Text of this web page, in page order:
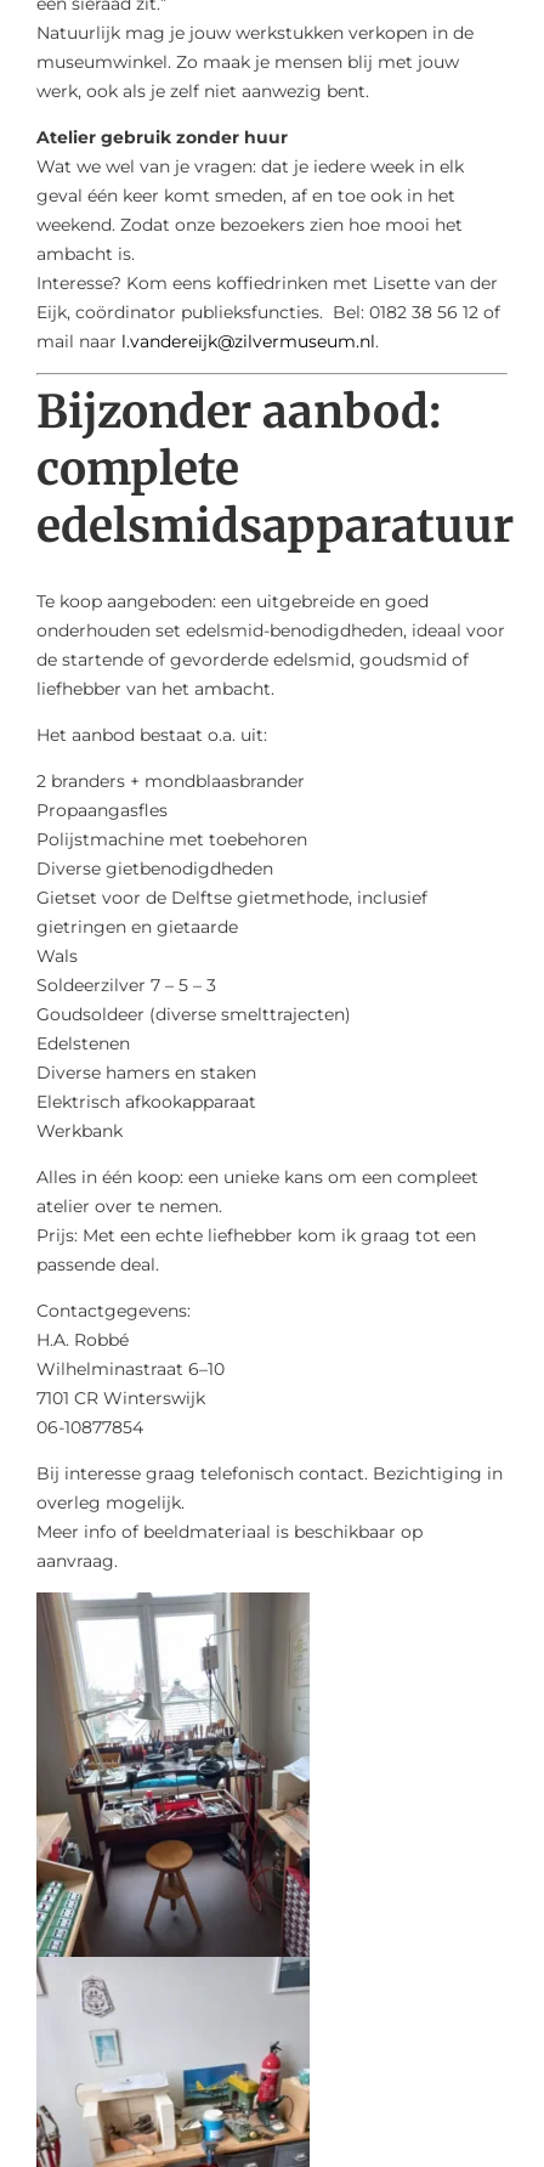
Natuurlijk mag je jouw werkstukken verkopen in de
museumwinkel. Zo maak je mensen blij met jouw
werk, ook als je zelf niet aanwezig bent.
Atelier gebruik zonder huur
Wat we wel van je vragen: dat je iedere week in elk
geval één keer komt smeden, af en toe ook in het
weekend. Zodat onze bezoekers zien hoe mooi het
ambacht is.
Interesse? Kom eens koffiedrinken met Lisette van der
Eijk, coördinator publieksfuncties. Bel: 0182 38 56 12 of
mail naar l.vandereijk@zilvermuseum.nl.
Bijzonder aanbod:
complete
edelsmidsapparatuur
Te koop aangeboden: een uitgebreide en goed
onderhouden set edelsmid-benodigdheden, ideaal voor
de startende of gevorderde edelsmid, goudsmid of
liefhebber van het ambacht.
Het aanbod bestaat o.a. uit:
2 branders + mondblaasbrander
Propaangasfles
Polijstmachine met toebehoren
Diverse gietbenodigdheden
Gietset voor de Delftse gietmethode, inclusief
gietringen en gietaarde
Wals
Soldeerzilver 7 – 5 – 3
Goudsoldeer (diverse smelttrajecten)
Edelstenen
Diverse hamers en staken
Elektrisch afkookapparaat
Werkbank
Alles in één koop: een unieke kans om een compleet
atelier over te nemen.
Prijs: Met een echte liefhebber kom ik graag tot een
passende deal.
Contactgegevens:
H.A. Robbé
Wilhelminastraat 6–10
7101 CR Winterswijk
06-10877854
Bij interesse graag telefonisch contact. Bezichtiging in
overleg mogelijk.
Meer info of beeldmateriaal is beschikbaar op
aanvraag.